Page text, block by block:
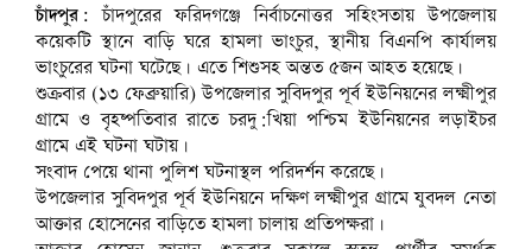
চাঁদপুর: চাঁদপুরের ফরিদগঞ্জে নির্বাচনোত্তর সহিংসতায় উপজেলায়
কয়েকটি স্থানে বাড়ি ঘরে হামলা ভাংচুর, স্থানীয় বিএনপি কার্যালয়
ভাংচুরের ঘটনা ঘটেছে। এতে শিশুসহ অন্তত ৫জন আহত হয়েছে।
শুক্রবার (১৩ ফেব্রুয়ারি) উপজেলার সুবিদপুর পূর্ব ইউনিয়নের লক্ষ্মীপুর
গ্রামে ও বৃহষ্পতিবার রাতে চরদু:খিয়া পশ্চিম ইউনিয়নের লড়াইচর
গ্রামে এই ঘটনা ঘটায়।
সংবাদ পেয়ে থানা পুলিশ ঘটনাস্থল পরিদর্শন করেছে।
উপজেলার সুবিদপুর পূর্ব ইউনিয়নে দক্ষিণ লক্ষ্মীপুর গ্রামে যুবদল নেতা
আক্তার হোসেনের বাড়িতে হামলা চালায় প্রতিপক্ষরা।